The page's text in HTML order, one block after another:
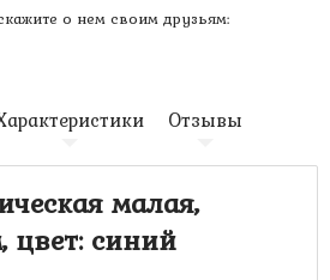
о нем своим друзьям:
Отзывы
малая,
цвет: синий